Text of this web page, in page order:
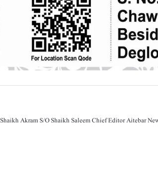
Shaikh Akram S/O Shaikh Saleem Chief Editor Aitebar